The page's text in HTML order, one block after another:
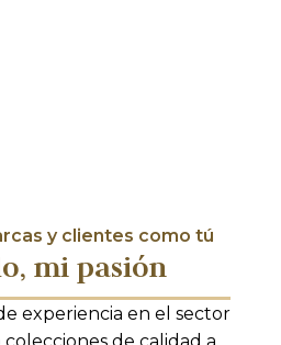
y clientes como tú
mi pasión
experiencia en el sector